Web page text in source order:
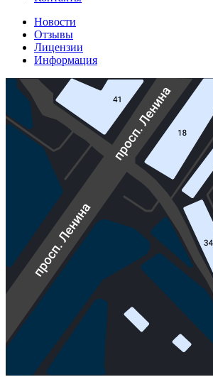
Новости
Отзывы
Лицензии
Информация